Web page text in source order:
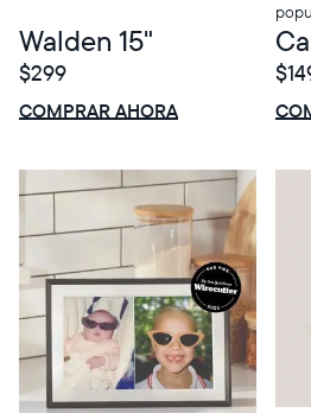
Walden 15"
$299
COMPRAR AHORA